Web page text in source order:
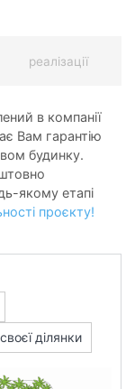
реалізації
в компанії
Вам гарантію
будинку.
якому етапі
проєкту!
ділянки